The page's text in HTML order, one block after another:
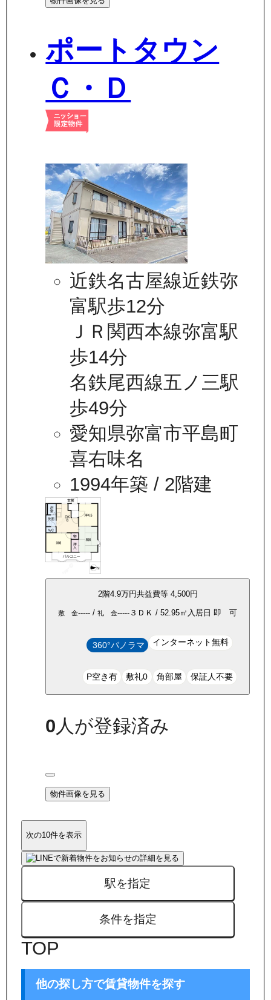
ポートタウン
Ｃ・Ｄ
近鉄名古屋線近鉄弥
富駅歩12分
ＪＲ関西本線弥富駅
歩14分
名鉄尾西線五ノ三駅
歩49分
愛知県弥富市平島町
喜右味名
1994年築 / 2階建
2階4.9万円共益費等 4,500円
敷 金----- / 礼 金----- ３ＤＫ / 52.95㎡ 入居日 即 可
360°パノラマ インターネット無料
P空き有 敷礼0 角部屋 保証人不要
0 人が登録済み
物件画像を見る
次の10件を表示
駅を指定
条件を指定
TOP
他の探し方で賃貸物件を探す